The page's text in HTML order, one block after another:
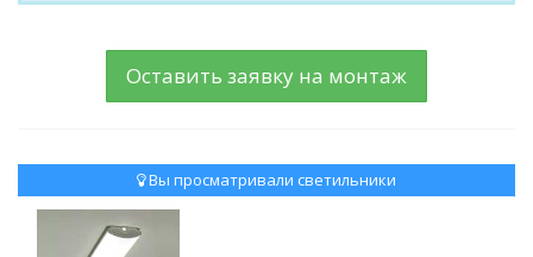
Оставить заявку на монтаж
Вы просматривали светильники